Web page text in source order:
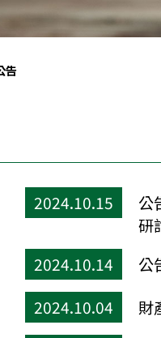
告
2024.10.15
公
研
2024.10.14
公
2024.10.04
財